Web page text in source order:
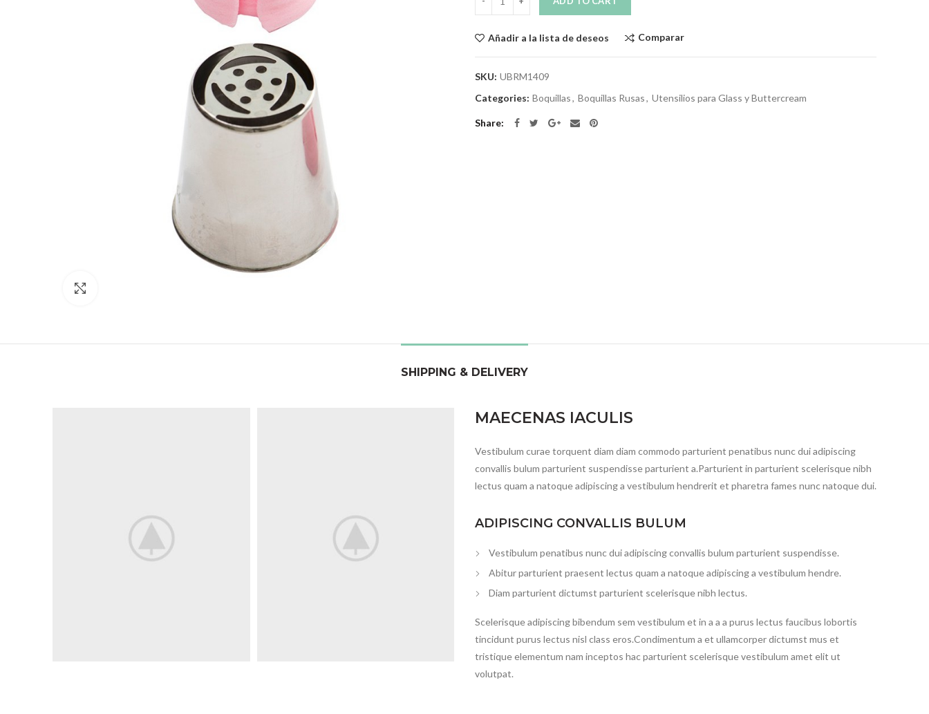
Añadir a la lista de deseos Comparar
SKU: UBRM1409
Categories: Boquillas, Boquillas Rusas, Utensilios para Glass y Buttercream
Share
SHIPPING & DELIVERY
MAECENAS IACULIS
Vestibulum curae torquent diam diam commodo parturient penatibus nunc dui adipiscing
convallis bulum parturient suspendisse parturient a.Parturient in parturient scelerisque nibh
lectus quam a natoque adipiscing a vestibulum hendrerit et pharetra fames nunc natoque dui.
ADIPISCING CONVALLIS BULUM
Vestibulum penatibus nunc dui adipiscing convallis bulum parturient suspendisse.
Abitur parturient praesent lectus quam a natoque adipiscing a vestibulum hendre.
Diam parturient dictumst parturient scelerisque nibh lectus.
Scelerisque adipiscing bibendum sem vestibulum et in a a a purus lectus faucibus lobortis
tincidunt purus lectus nisl class eros.Condimentum a et ullamcorper dictumst mus et
tristique elementum nam inceptos hac parturient scelerisque vestibulum amet elit ut
volutpat.